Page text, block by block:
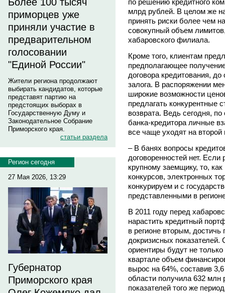
приморцев уже
приняли участие в
предварительном
голосовании
"Единой России"
Жители региона продолжают
выбирать кандидатов, которые
представят партию на
предстоящих выборах в
Государственную Думу и
Законодательное Собрание
Приморского края.
статьи раздела
Регион сегодня
27 Мая 2026, 13:29
Губернатор
Приморского края
млрд рублей. В целом же
принять риски более чем
совокупный объем
хабаровского филиала.
Кроме того, клиентам
предполагающее
договора кредитования,
залога. В распоряжении
широкие возможности
предлагать конкурентные
возврата. Ведь сегодня,
банка-кредитора личные
все чаще уходят на
– В банях вопросы
договоренностей нет.
крупному заемщику, то,
конкурсов, электронных
конкурируем и с
представленными в
В 2011 году перед
нарастить кредитный
в регионе вторым, достичь
докризисных
ориентиры будут не
квартале объем
вырос на 64%, составив
области получила 632 млн
показателей того же